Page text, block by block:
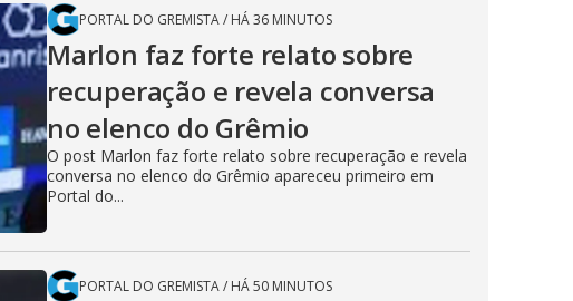
PORTAL DO GREMISTA/ HÁ 36 MINUTOS
Marlon faz forte relato sobre
recuperação e revela conversa
no elenco do Grêmio
O post Marlon faz forte relato sobre recuperação e revela
conversa no elenco do Grêmio apareceu primeiro em
Portal do...
PORTAL DO GREMISTA/ HÁ 50 MINUTOS